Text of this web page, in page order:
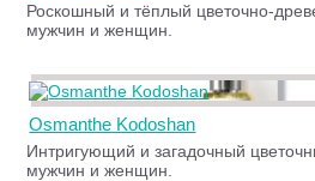
Роскошный и тёплый цветочно-
мужчин и женщин.
Osmanthe Kodoshan
Интригующий и загадочный
мужчин и женщин.